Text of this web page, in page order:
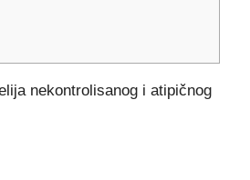
nekontrolisanog i atipičnog